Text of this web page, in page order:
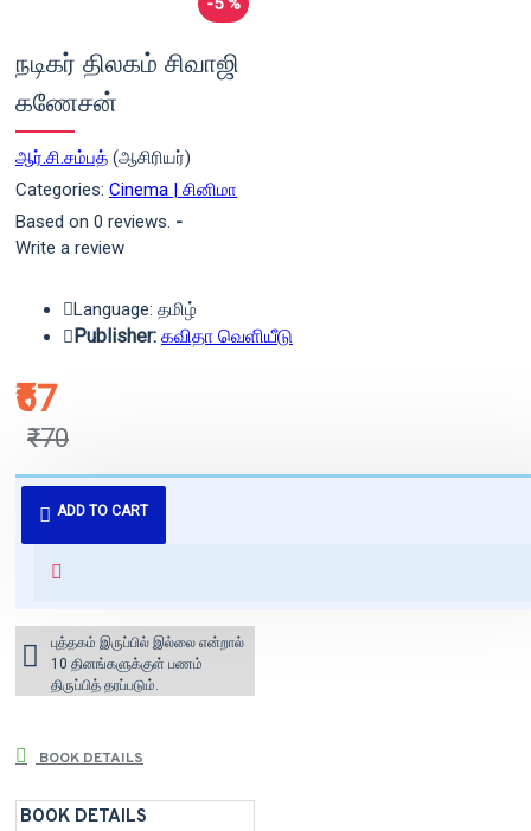
நடிகர் திலகம் சிவாஜி
கணேசன்
ஆர்.சி.சம்பத் (ஆசிரியர்)
Categories: Cinema | சினிமா
Based on 0 reviews. -
Write a review
₹67
₹70
Language: தமிழ்
Publisher: கவிதா வெளியீடு
ADD TO CART
புத்தகம் 3 - 7 நாட்களில் அனுப்பி
வைக்கப்படும்.
for orders above ₹1000 within
புத்தகம் இருப்பில் இல்லை என்றால்
10 தினங்களுக்குள் பணம்
திருப்பித் தரப்படும்.
BOOK DETAILS
BOOK DETAILS